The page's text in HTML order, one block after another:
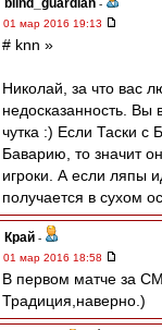
blind_guardian -
01 мар 2016 19:13
# knn »
Николай, за что вас
недосказанность. Вы
чутка :) Если Таски с
Баварию, то значит
игроки. А если ляпы
получается в сухом
Край -
01 мар 2016 18:58
В первом матче за
Традиция,наверно.)